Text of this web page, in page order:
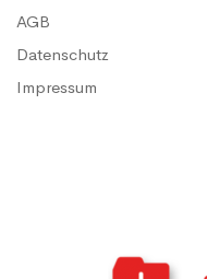
AGB
Datenschutz
Impressum